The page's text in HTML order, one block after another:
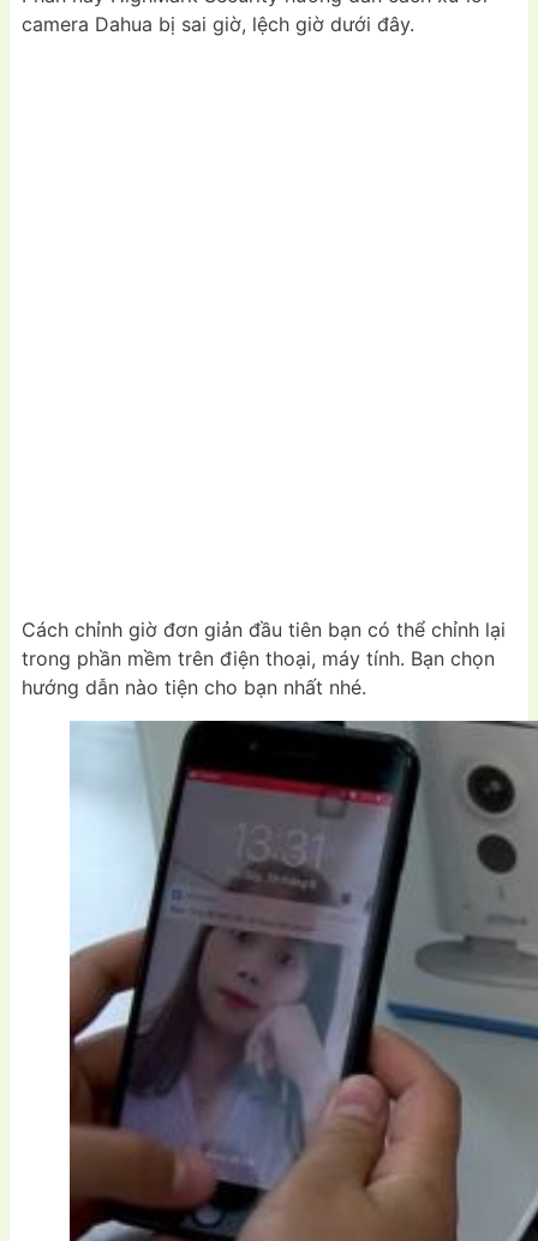
camera Dahua bị sai giờ, lệch giờ dưới đây.
Cách chỉnh giờ đơn giản đầu tiên bạn có thể chỉnh lại
trong phần mềm trên điện thoại, máy tính. Bạn chọn
hướng dẫn nào tiện cho bạn nhất nhé.